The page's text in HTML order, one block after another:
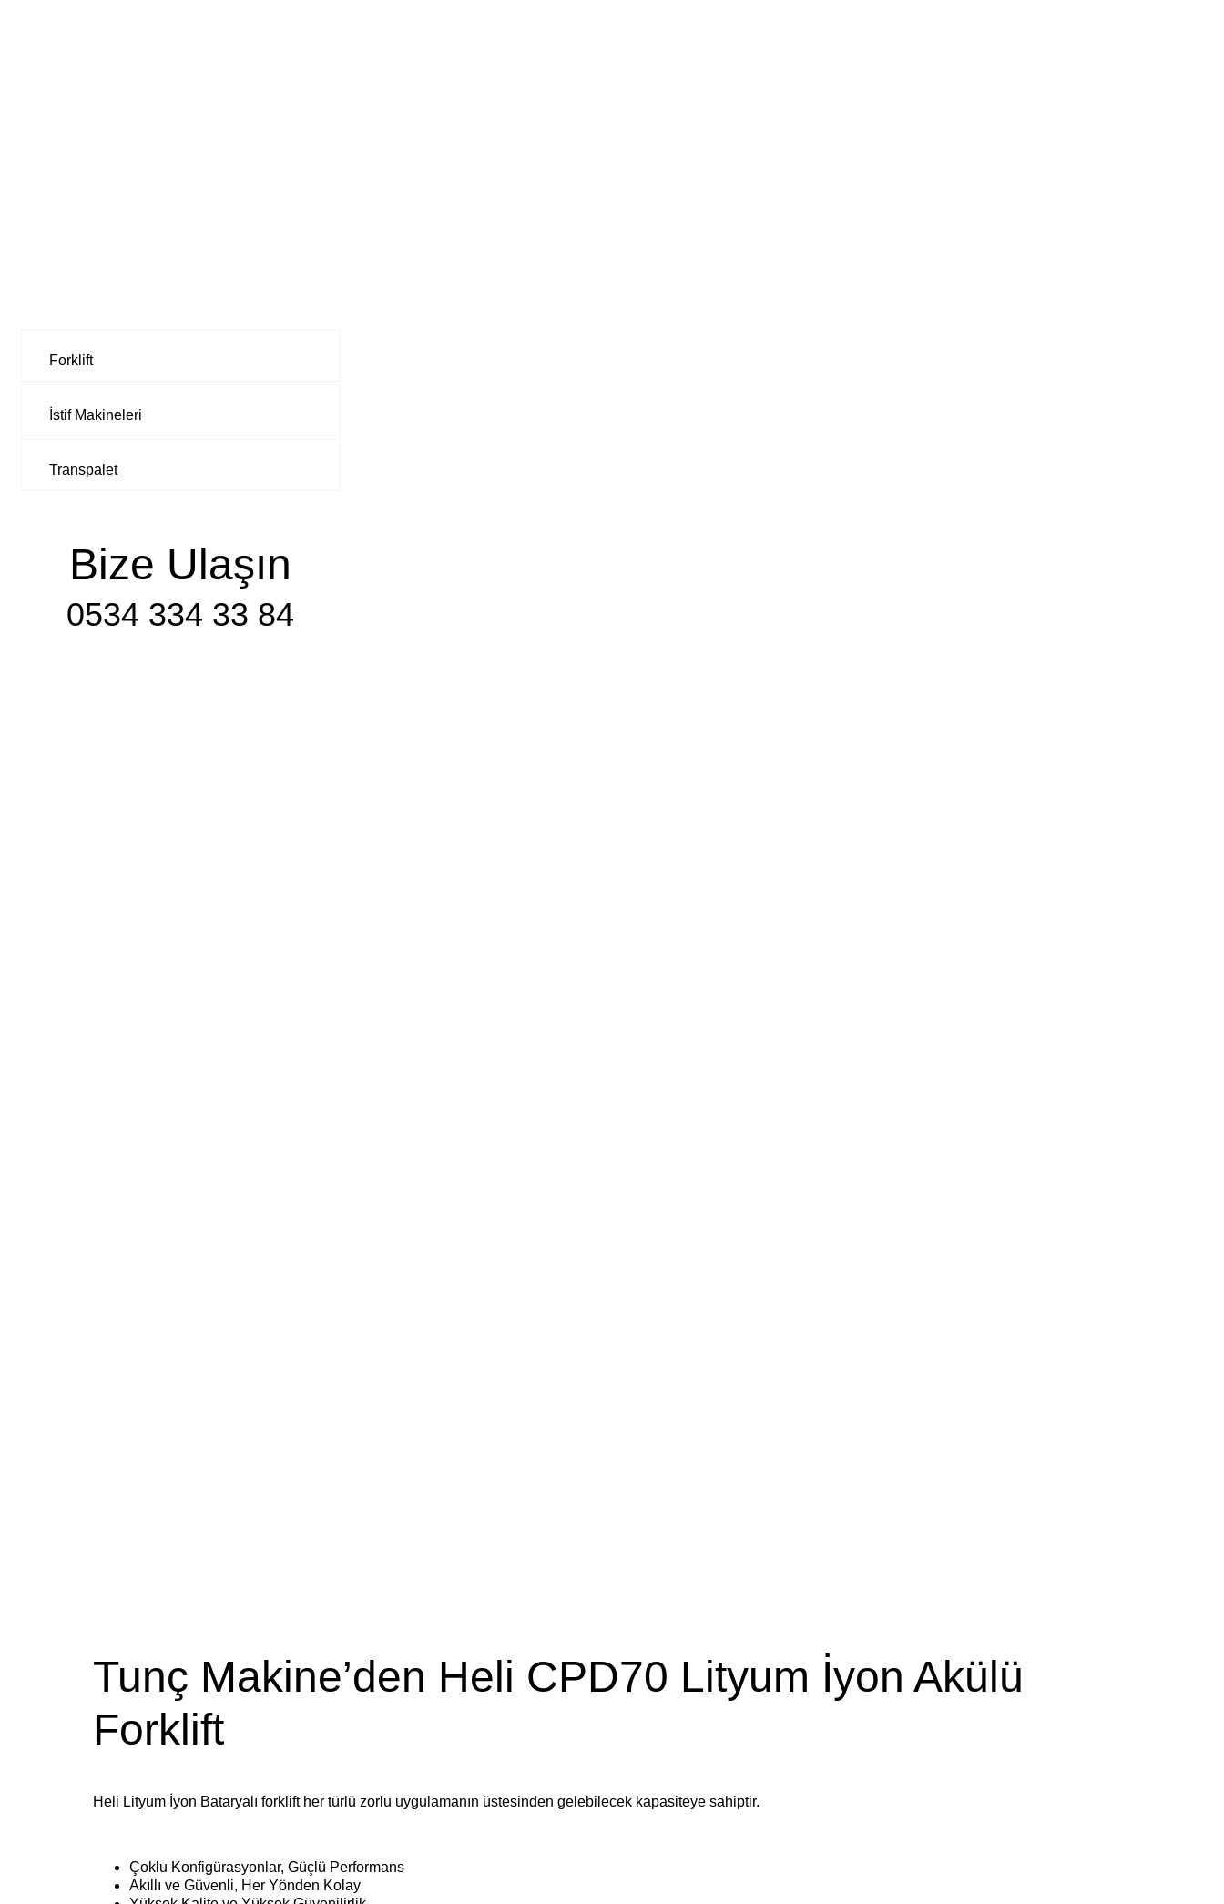
Forklift
İstif Makineleri
Transpalet
Bize Ulaşın
0534 334 33 84
Tunç Makine’den Heli CPD70 Lityum İyon Akülü
Forklift
Heli Lityum İyon Bataryalı forklift her türlü zorlu uygulamanın üstesinden gelebilecek kapasiteye sahiptir.
Çoklu Konfigürasyonlar, Güçlü Performans
Akıllı ve Güvenli, Her Yönden Kolay